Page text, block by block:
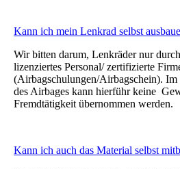
Kann ich mein Lenkrad selbst
Wir bitten darum, Lenkräder nur
lizenziertes Personal/ zertifizierte
(Airbagschulungen/Airbagschein). Im
des Airbages kann hierführ keine
Fremdtätigkeit übernommen werden.
Kann ich auch das Material selbst